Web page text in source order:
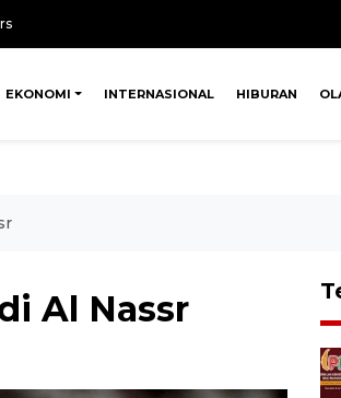
EKONOMI INTERNASIONAL HIBURAN
Al Nassr